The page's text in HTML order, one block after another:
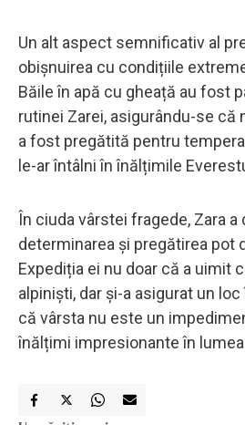
Un alt aspect semnificativ al
obișnuirea cu condițiile
Băile în apă cu gheață au fost
rutinei Zarei, asigurându-se că
a fost pregătită pentru
le-ar întâlni în înălțimile
În ciuda vârstei fragede, Zara a
determinarea și pregătirea pot
Expediția ei nu doar că a uimit
alpiniști, dar și-a asigurat un
că vârsta nu este un
înălțimi impresionante în